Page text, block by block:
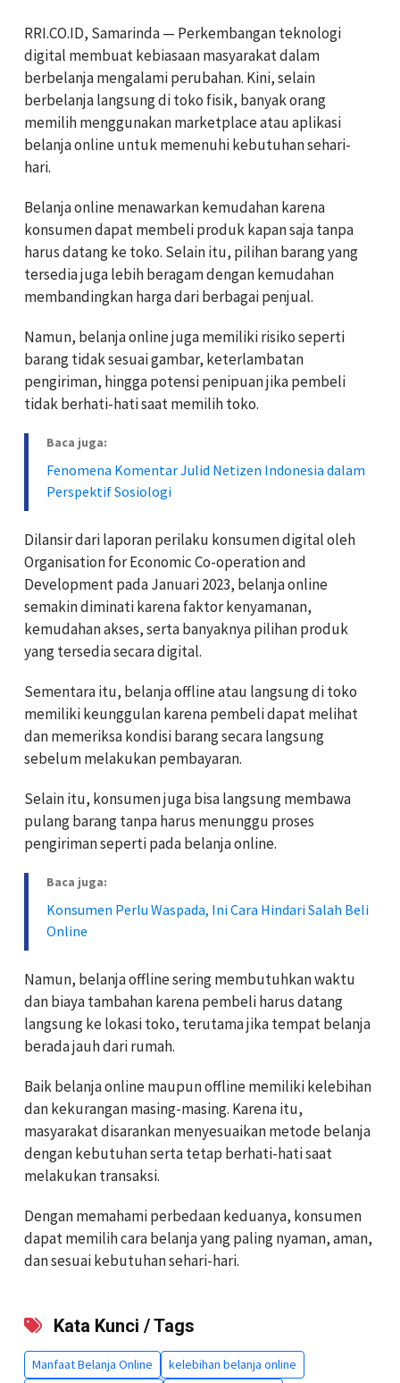
RRI.CO.ID, Samarinda — Perkembangan teknologi
digital membuat kebiasaan masyarakat dalam
berbelanja mengalami perubahan. Kini, selain
berbelanja langsung di toko fisik, banyak orang
memilih menggunakan marketplace atau aplikasi
belanja online untuk memenuhi kebutuhan sehari-
hari.
Belanja online menawarkan kemudahan karena
konsumen dapat membeli produk kapan saja tanpa
harus datang ke toko. Selain itu, pilihan barang yang
tersedia juga lebih beragam dengan kemudahan
membandingkan harga dari berbagai penjual.
Namun, belanja online juga memiliki risiko seperti
barang tidak sesuai gambar, keterlambatan
pengiriman, hingga potensi penipuan jika pembeli
tidak berhati-hati saat memilih toko.
Baca juga:
Fenomena Komentar Julid Netizen Indonesia dalam
Perspektif Sosiologi
Dilansir dari laporan perilaku konsumen digital oleh
Organisation for Economic Co-operation and
Development pada Januari 2023, belanja online
semakin diminati karena faktor kenyamanan,
kemudahan akses, serta banyaknya pilihan produk
yang tersedia secara digital.
Sementara itu, belanja offline atau langsung di toko
memiliki keunggulan karena pembeli dapat melihat
dan memeriksa kondisi barang secara langsung
sebelum melakukan pembayaran.
Selain itu, konsumen juga bisa langsung membawa
pulang barang tanpa harus menunggu proses
pengiriman seperti pada belanja online.
Baca juga:
Konsumen Perlu Waspada, Ini Cara Hindari Salah Beli
Online
Namun, belanja offline sering membutuhkan waktu
dan biaya tambahan karena pembeli harus datang
langsung ke lokasi toko, terutama jika tempat belanja
berada jauh dari rumah.
Baik belanja online maupun offline memiliki kelebihan
dan kekurangan masing-masing. Karena itu,
masyarakat disarankan menyesuaikan metode belanja
dengan kebutuhan serta tetap berhati-hati saat
melakukan transaksi.
Dengan memahami perbedaan keduanya, konsumen
dapat memilih cara belanja yang paling nyaman, aman,
dan sesuai kebutuhan sehari-hari.
Kata Kunci / Tags
Manfaat Belanja Online kelebihan belanja online